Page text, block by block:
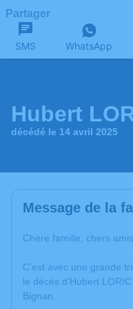
Partager
SMS WhatsApp
Hubert
décédé le 14 avril 2025
Message de la
Chère famille, chers amis,
C’est avec une grande
le décès d’Hubert
Bignan.